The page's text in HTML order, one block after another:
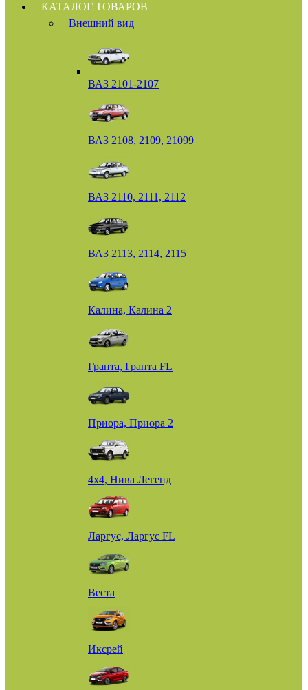
КАТАЛОГ ТОВАРОВ
Внешний вид
ВАЗ 2101-2107
ВАЗ 2108, 2109, 21099
ВАЗ 2110, 2111, 2112
ВАЗ 2113, 2114, 2115
Калина, Калина 2
Гранта, Гранта FL
Приора, Приора 2
4х4, Нива Легенд
Ларгус, Ларгус FL
Веста
Иксрей